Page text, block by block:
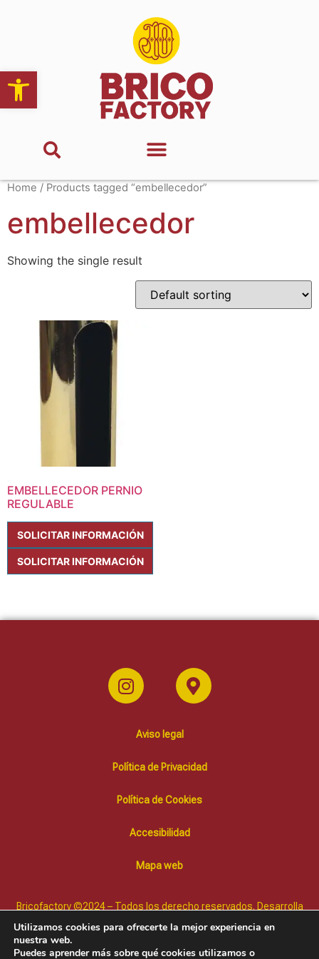
Abrir barra de herramientas
Home / Products tagged “embellecedor”
embellecedor
Showing the single result
EMBELLECEDOR PERNIO
REGULABLE
SOLICITAR INFORMACIÓN
SOLICITAR INFORMACIÓN
Aviso legal
Política de Privacidad
Política de Cookies
Accesibilidad
Mapa web
Bricofactory ©2024 – Todos los derecho reservados. Desarrolla
Diffusion Marketing Online
Utilizamos cookies para ofrecerte la mejor experiencia en
nuestra web.
Puedes aprender más sobre qué cookies utilizamos o